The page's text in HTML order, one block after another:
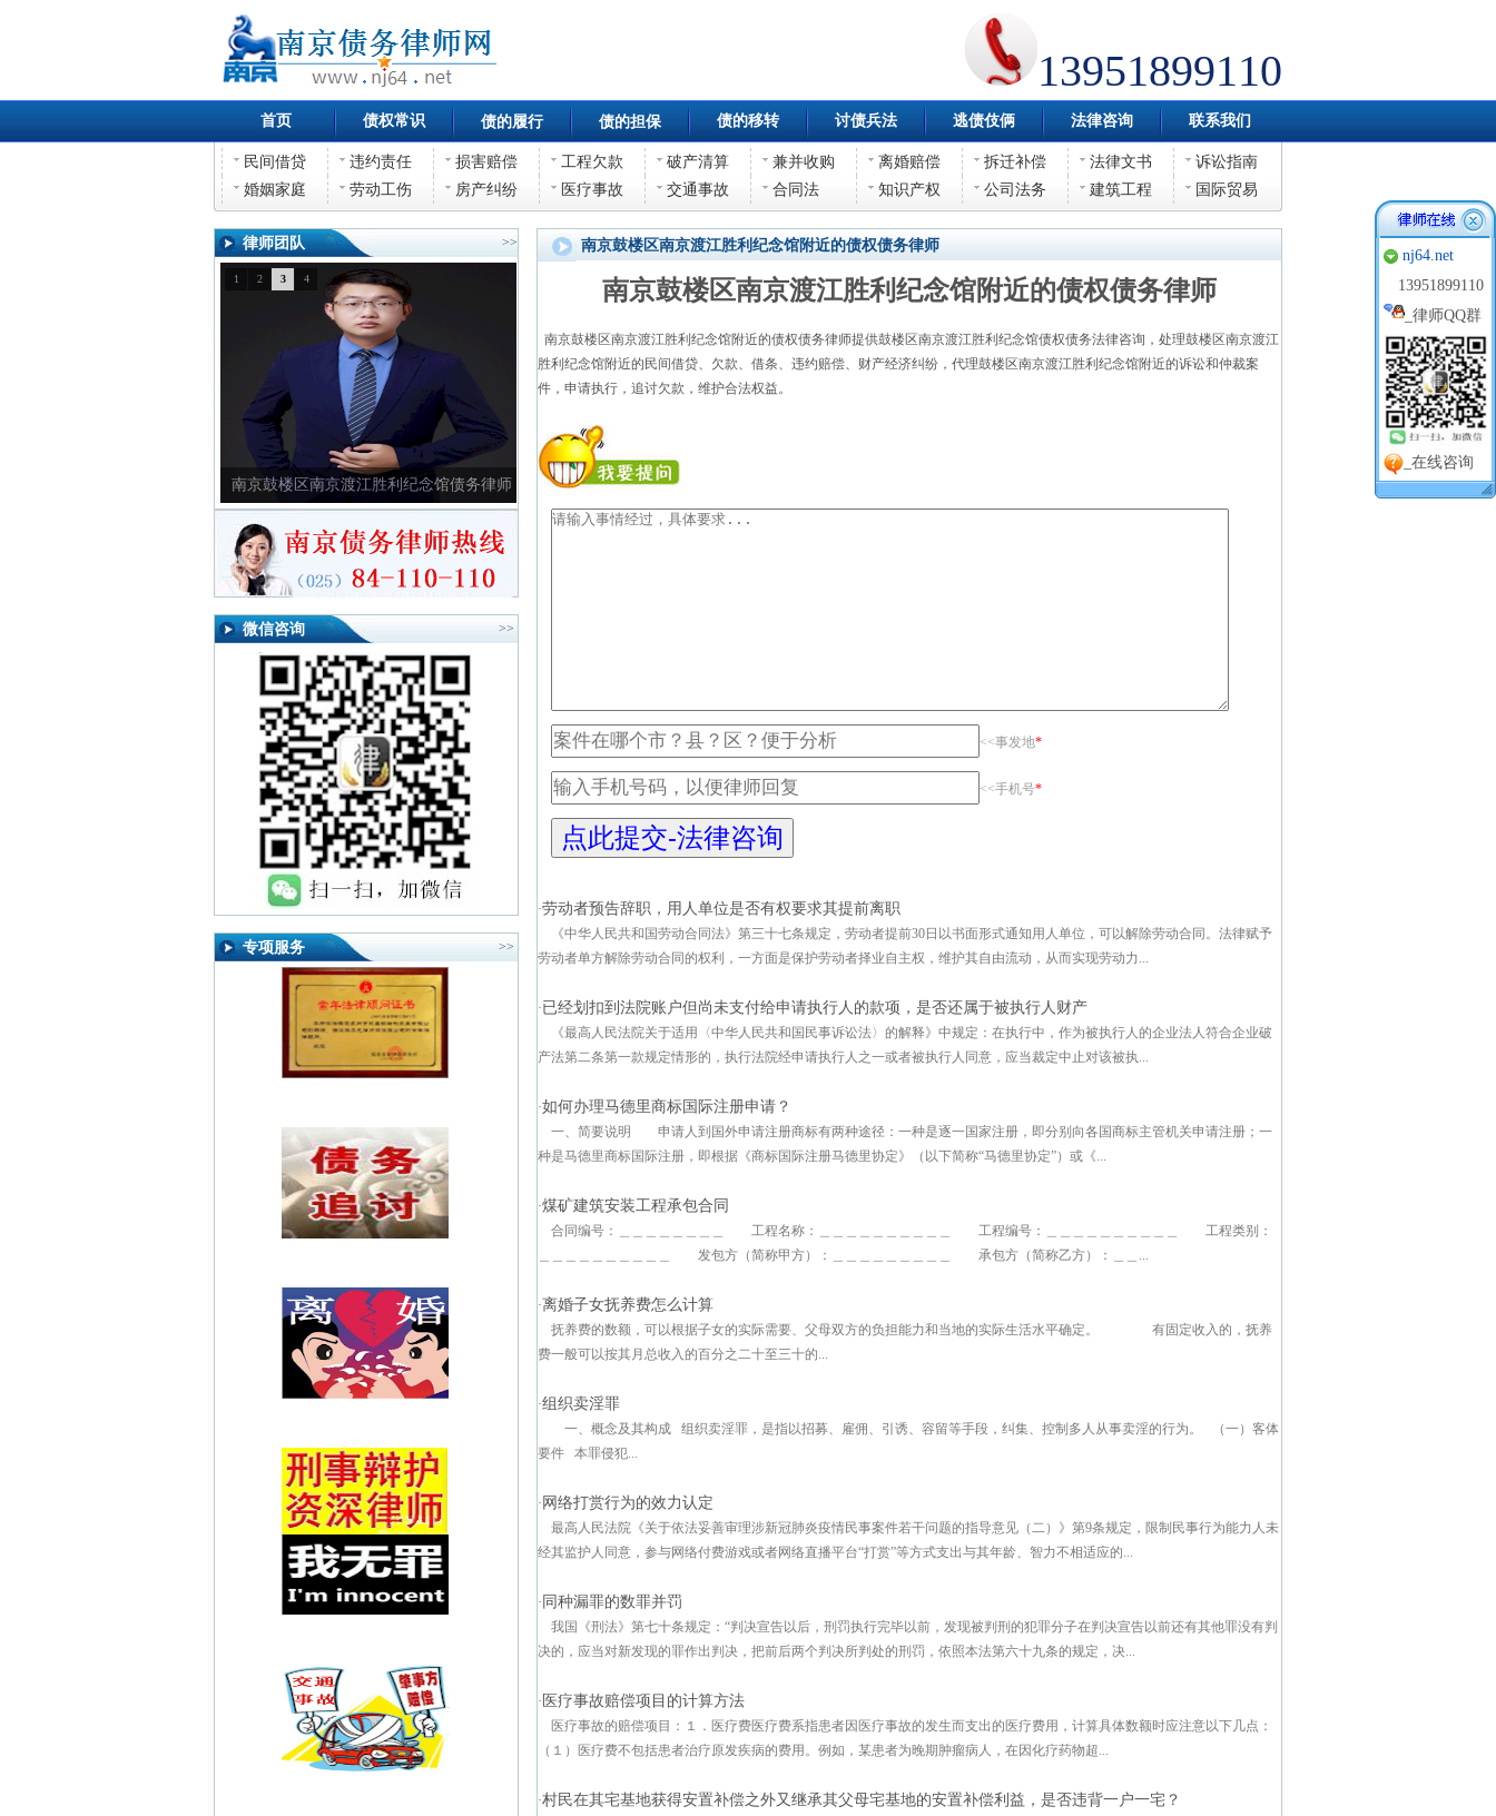
13951899110
首页 债权常识 债的履行 债的担保 债的移转 讨债兵法 逃债伎俩 法律咨询 联系我们
民间借贷 违约责任 损害赔偿 工程欠款 破产清算 兼并收购 离婚赔偿 拆迁补偿 法律文书
诉讼指南
婚姻家庭
劳动工伤 房产纠纷 医疗事故 交通事故 合同法 知识产权 公司法务 建筑工程 国际贸易
律师团队 >>
南京鼓楼区南京渡江胜利纪念馆债务律师
1 2 3 4
微信咨询 >>
专项服务 >>
南京鼓楼区南京渡江胜利纪念馆附近的债权债务律师
南京鼓楼区南京渡江胜利纪念馆附近的债权债务律师
南京鼓楼区南京渡江胜利纪念馆附近的债权债务律师提供鼓楼区南京渡江胜利纪念馆债权债务法律咨询，处理鼓楼区南京渡江
胜利纪念馆附近的民间借贷、欠款、借条、违约赔偿、财产经济纠纷，代理鼓楼区南京渡江胜利纪念馆附近的诉讼和仲裁案
件，申请执行，追讨欠款，维护合法权益。
<<事发地*
<<手机号*
·劳动者预告辞职，用人单位是否有权要求其提前离职
《中华人民共和国劳动合同法》第三十七条规定，劳动者提前30日以书面形式通知用人单位，可以解除劳动合同。法律赋予
劳动者单方解除劳动合同的权利，一方面是保护劳动者择业自主权，维护其自由流动，从而实现劳动力...
·已经划扣到法院账户但尚未支付给申请执行人的款项，是否还属于被执行人财产
《最高人民法院关于适用〈中华人民共和国民事诉讼法〉的解释》中规定：在执行中，作为被执行人的企业法人符合企业破
产法第二条第一款规定情形的，执行法院经申请执行人之一或者被执行人同意，应当裁定中止对该被执...
·如何办理马德里商标国际注册申请？
一、简要说明 申请人到国外申请注册商标有两种途径：一种是逐一国家注册，即分别向各国商标主管机关申请注册；一
种是马德里商标国际注册，即根据《商标国际注册马德里协定》（以下简称“马德里协定”）或《...
·煤矿建筑安装工程承包合同
合同编号：＿＿＿＿＿＿＿＿ 工程名称：＿＿＿＿＿＿＿＿＿＿ 工程编号：＿＿＿＿＿＿＿＿＿＿ 工程类别：
＿＿＿＿＿＿＿＿＿＿ 发包方（简称甲方）：＿＿＿＿＿＿＿＿＿ 承包方（简称乙方）：＿＿...
·离婚子女抚养费怎么计算
抚养费的数额，可以根据子女的实际需要、父母双方的负担能力和当地的实际生活水平确定。 有固定收入的，抚养
费一般可以按其月总收入的百分之二十至三十的...
·组织卖淫罪
一、概念及其构成 组织卖淫罪，是指以招募、雇佣、引诱、容留等手段，纠集、控制多人从事卖淫的行为。 （一）客体
要件 本罪侵犯...
· 网络打赏行为的效力认定
最高人民法院《关于依法妥善审理涉新冠肺炎疫情民事案件若干问题的指导意见（二）》第9条规定，限制民事行为能力人未
经其监护人同意，参与网络付费游戏或者网络直播平台“打赏”等方式支出与其年龄、智力不相适应的...
· 同种漏罪的数罪并罚
我国《刑法》第七十条规定：“判决宣告以后，刑罚执行完毕以前，发现被判刑的犯罪分子在判决宣告以前还有其他罪没有判
决的，应当对新发现的罪作出判决，把前后两个判决所判处的刑罚，依照本法第六十九条的规定，决...
· 医疗事故赔偿项目的计算方法
医疗事故的赔偿项目：１．医疗费医疗费系指患者因医疗事故的发生而支出的医疗费用，计算具体数额时应注意以下几点：
（１）医疗费不包括患者治疗原发疾病的费用。例如，某患者为晚期肿瘤病人，在因化疗药物超...
·村民在其宅基地获得安置补偿之外又继承其父母宅基地的安置补偿利益，是否违背一户一宅？
nj64.net
13951899110
_ 律师QQ群
_在线咨询